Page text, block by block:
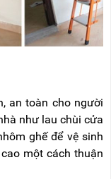
an toàn cho người
như lau chùi cửa
ghế để vệ sinh
một cách thuận